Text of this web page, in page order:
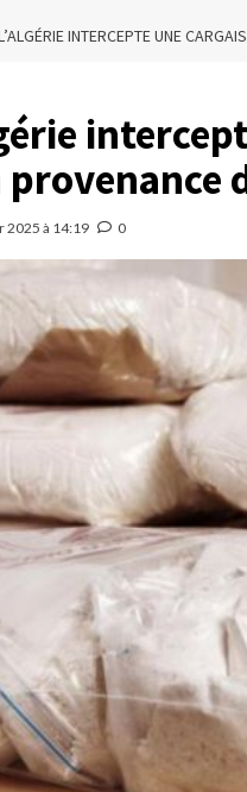
INTERCEPTE UNE
provenance
2025 à 14:19 0